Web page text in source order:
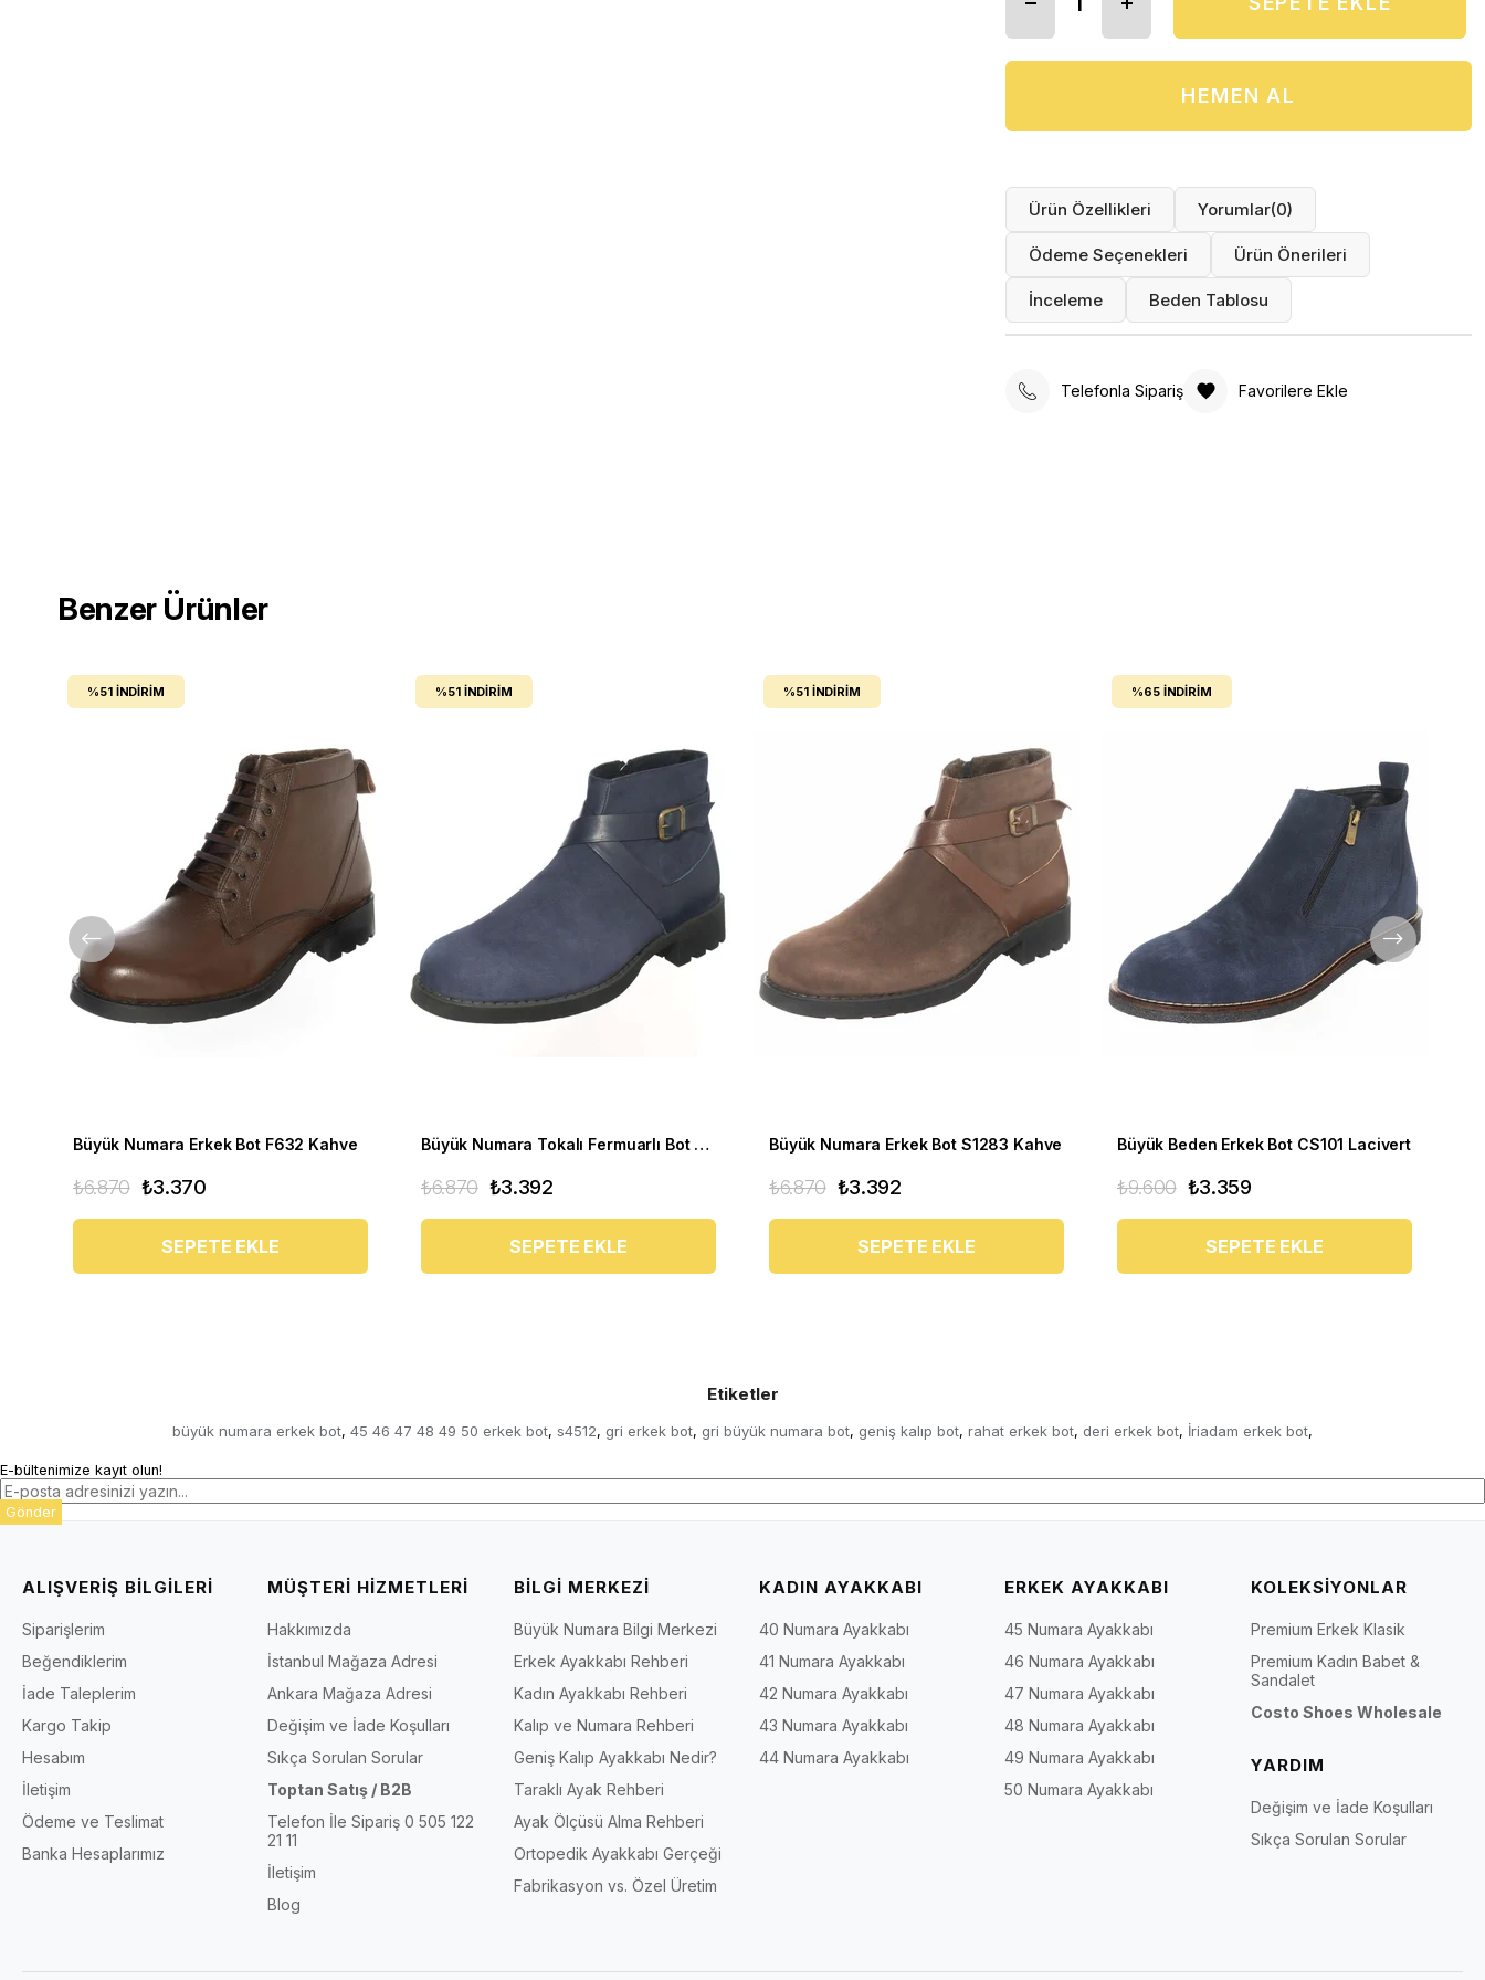
Ürün Özellikleri Yorumlar(0)
Ödeme Seçenekleri Ürün Önerileri
İnceleme Beden Tablosu
Telefonla Sipariş Favorilere Ekle
Benzer Ürünler
Büyük Numara Erkek Bot F632 Kahve
₺3.370
₺6.870
SEPETE EKLE
%51 İNDIRIM
Büyük Numara Tokalı Fermuarlı Bot CS623 Lacivert
₺3.392
₺6.870
SEPETE EKLE
%51 İNDIRIM
Büyük Numara Erkek Bot S1283 Kahve
₺3.392
₺6.870
SEPETE EKLE
%51 İNDIRIM
Büyük Beden Erkek Bot CS101 Lacivert
₺3.359
₺9.600
SEPETE EKLE
%65 İNDIRIM
Etiketler
büyük numara erkek bot, 45 46 47 48 49 50 erkek bot, s4512, gri erkek bot, gri büyük numara bot, geniş kalıp bot, rahat erkek bot, deri erkek bot, İriadam erkek bot,
E-bültenimize kayıt olun!
Gönder
ALIŞVERİŞ BİLGİLERİ
Siparişlerim
Beğendiklerim
İade Taleplerim
Kargo Takip
Hesabım
İletişim
Ödeme ve Teslimat
Banka Hesaplarımız
MÜŞTERİ HİZMETLERİ
Hakkımızda
İstanbul Mağaza Adresi
Ankara Mağaza Adresi
Değişim ve İade Koşulları
Sıkça Sorulan Sorular
Toptan Satış / B2B
Telefon İle Sipariş 0 505 122
21 11
İletişim
Blog
BİLGİ MERKEZİ
Büyük Numara Bilgi Merkezi
Erkek Ayakkabı Rehberi
Kadın Ayakkabı Rehberi
Kalıp ve Numara Rehberi
Geniş Kalıp Ayakkabı Nedir?
Taraklı Ayak Rehberi
Ayak Ölçüsü Alma Rehberi
Ortopedik Ayakkabı Gerçeği
Fabrikasyon vs. Özel Üretim
KADIN AYAKKABI
40 Numara Ayakkabı
41 Numara Ayakkabı
42 Numara Ayakkabı
43 Numara Ayakkabı
44 Numara Ayakkabı
ERKEK AYAKKABI
45 Numara Ayakkabı
46 Numara Ayakkabı
47 Numara Ayakkabı
48 Numara Ayakkabı
49 Numara Ayakkabı
50 Numara Ayakkabı
KOLEKSİYONLAR
Premium Erkek Klasik
Premium Kadın Babet &
Sandalet
Costo Shoes Wholesale
YARDIM
Değişim ve İade Koşulları
Sıkça Sorulan Sorular